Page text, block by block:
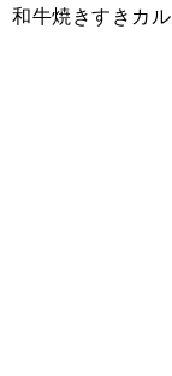
和牛焼きすきカ